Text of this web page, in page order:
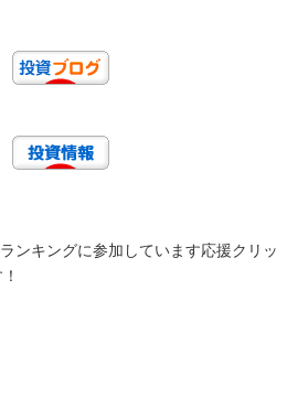
ンキングに参加しています応援クリッ